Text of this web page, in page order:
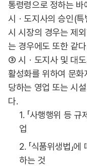
통령령으로 정하는 바
시ㆍ도지사의 승인(
시 시장의 경우는 제
는 경우에도 또한 같
③ 시ㆍ도지사 및 대
활성화를 위하여 문
당하는 영업 또는 시
다.
1. 「사행행위 등
업
2. 「식품위생법」
하는 것